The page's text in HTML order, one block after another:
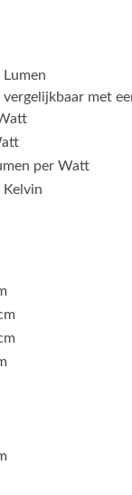
Lumen
met
per Watt
Kelvin